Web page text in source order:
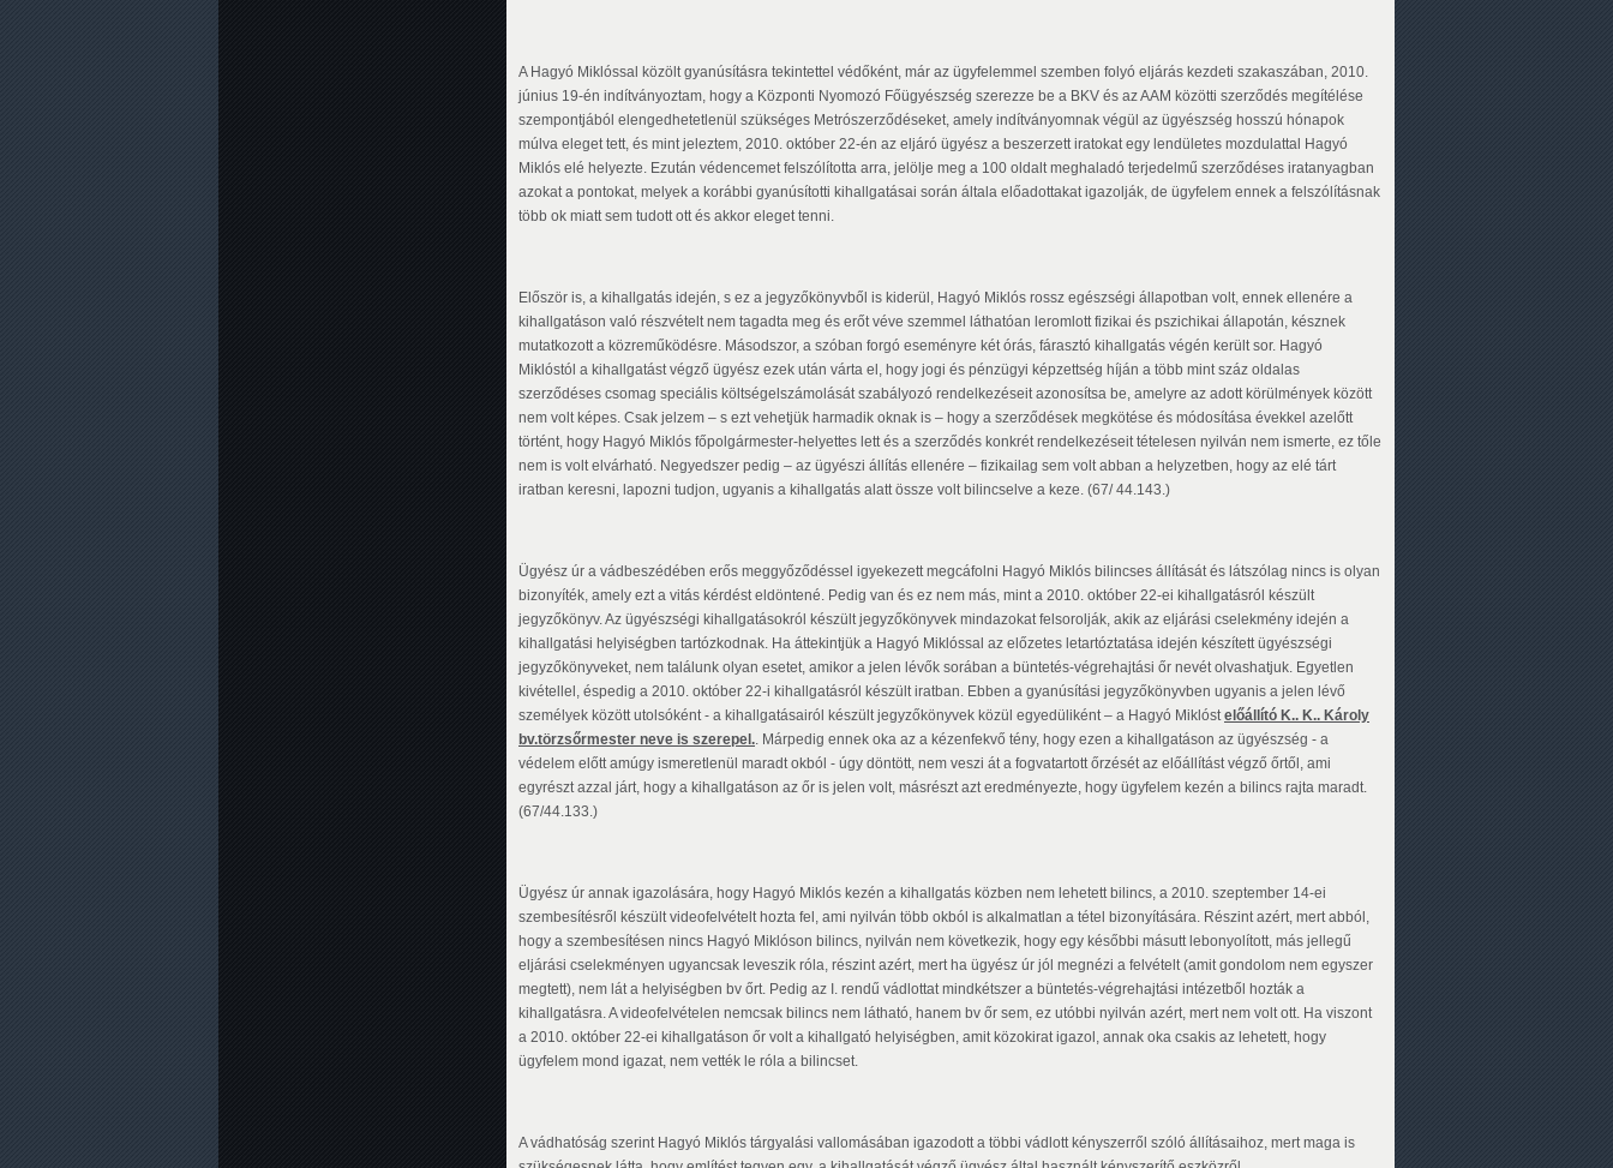
A Hagyó Miklóssal közölt gyanúsításra tekintettel védőként, már az ügyfelemmel szemben folyó eljárás kezdeti szakaszában, 2010.
június 19-én indítványoztam, hogy a Központi Nyomozó Főügyészség szerezze be a BKV és az AAM közötti szerződés megítélése
szempontjából elengedhetetlenül szükséges Metrószerződéseket, amely indítványomnak végül az ügyészség hosszú hónapok
múlva eleget tett, és mint jeleztem, 2010. október 22-én az eljáró ügyész a beszerzett iratokat egy lendületes mozdulattal Hagyó
Miklós elé helyezte. Ezután védencemet felszólította arra, jelölje meg a 100 oldalt meghaladó terjedelmű szerződéses iratanyagban
azokat a pontokat, melyek a korábbi gyanúsítotti kihallgatásai során általa előadottakat igazolják, de ügyfelem ennek a felszólításnak
több ok miatt sem tudott ott és akkor eleget tenni.
Először is, a kihallgatás idején, s ez a jegyzőkönyvből is kiderül, Hagyó Miklós rossz egészségi állapotban volt, ennek ellenére a
kihallgatáson való részvételt nem tagadta meg és erőt véve szemmel láthatóan leromlott fizikai és pszichikai állapotán, késznek
mutatkozott a közreműködésre. Másodszor, a szóban forgó eseményre két órás, fárasztó kihallgatás végén került sor. Hagyó
Miklóstól a kihallgatást végző ügyész ezek után várta el, hogy jogi és pénzügyi képzettség híján a több mint száz oldalas
szerződéses csomag speciális költségelszámolását szabályozó rendelkezéseit azonosítsa be, amelyre az adott körülmények között
nem volt képes. Csak jelzem – s ezt vehetjük harmadik oknak is – hogy a szerződések megkötése és módosítása évekkel azelőtt
történt, hogy Hagyó Miklós főpolgármester-helyettes lett és a szerződés konkrét rendelkezéseit tételesen nyilván nem ismerte, ez tőle
nem is volt elvárható. Negyedszer pedig – az ügyészi állítás ellenére – fizikailag sem volt abban a helyzetben, hogy az elé tárt
iratban keresni, lapozni tudjon, ugyanis a kihallgatás alatt össze volt bilincselve a keze. (67/ 44.143.)
Ügyész úr a vádbeszédében erős meggyőződéssel igyekezett megcáfolni Hagyó Miklós bilincses állítását és látszólag nincs is olyan
bizonyíték, amely ezt a vitás kérdést eldöntené. Pedig van és ez nem más, mint a 2010. október 22-ei kihallgatásról készült
jegyzőkönyv. Az ügyészségi kihallgatásokról készült jegyzőkönyvek mindazokat felsorolják, akik az eljárási cselekmény idején a
kihallgatási helyiségben tartózkodnak. Ha áttekintjük a Hagyó Miklóssal az előzetes letartóztatása idején készített ügyészségi
jegyzőkönyveket, nem találunk olyan esetet, amikor a jelen lévők sorában a büntetés-végrehajtási őr nevét olvashatjuk. Egyetlen
kivétellel, éspedig a 2010. október 22-i kihallgatásról készült iratban. Ebben a gyanúsítási jegyzőkönyvben ugyanis a jelen lévő
személyek között utolsóként - a kihallgatásairól készült jegyzőkönyvek közül egyedüliként – a Hagyó Miklóstelőállító K.. K.. Károly
bv.törzsőrmester neve is szerepel.. Márpedig ennek oka az a kézenfekvő tény, hogy ezen a kihallgatáson az ügyészség - a
védelem előtt amúgy ismeretlenül maradt okból - úgy döntött, nem veszi át a fogvatartott őrzését az előállítást végző őrtől, ami
egyrészt azzal járt, hogy a kihallgatáson az őr is jelen volt, másrészt azt eredményezte, hogy ügyfelem kezén a bilincs rajta maradt.
(67/44.133.)
Ügyész úr annak igazolására, hogy Hagyó Miklós kezén a kihallgatás közben nem lehetett bilincs, a 2010. szeptember 14-ei
szembesítésről készült videofelvételt hozta fel, ami nyilván több okból is alkalmatlan a tétel bizonyítására. Részint azért, mert abból,
hogy a szembesítésen nincs Hagyó Miklóson bilincs, nyilván nem következik, hogy egy későbbi másutt lebonyolított, más jellegű
eljárási cselekményen ugyancsak leveszik róla, részint azért, mert ha ügyész úr jól megnézi a felvételt (amit gondolom nem egyszer
megtett), nem lát a helyiségben bv őrt. Pedig az I. rendű vádlottat mindkétszer a büntetés-végrehajtási intézetből hozták a
kihallgatásra. A videofelvételen nemcsak bilincs nem látható, hanem bv őr sem, ez utóbbi nyilván azért, mert nem volt ott. Ha viszont
a 2010. október 22-ei kihallgatáson őr volt a kihallgató helyiségben, amit közokirat igazol, annak oka csakis az lehetett, hogy
ügyfelem mond igazat, nem vették le róla a bilincset.
A vádhatóság szerint Hagyó Miklós tárgyalási vallomásában igazodott a többi vádlott kényszerről szóló állításaihoz, mert maga is